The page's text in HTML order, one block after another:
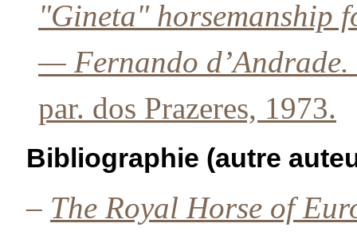
"Gineta" horsemanship
— Fernando d’Andrade.
par. dos Prazeres, 1973.
Bibliographie (autre
– The Royal Horse of